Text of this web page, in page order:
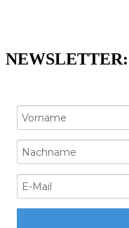
NEWSLETTER: